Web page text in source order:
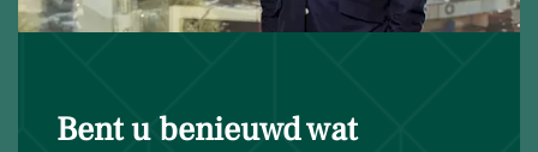
Bent u benieuwd wat